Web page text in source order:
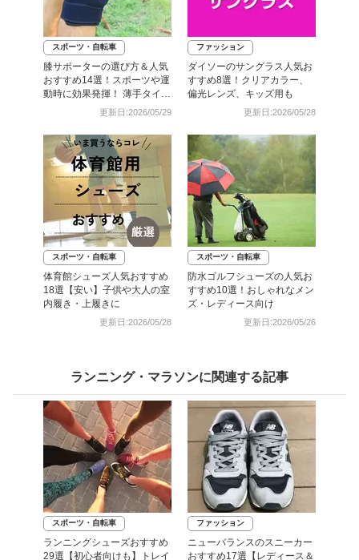
スポーツ・自転車
膝サポーターの選び方＆人気
おすすめ14選！スポーツや運
動時に効果発揮！ 薄手タイプ
更新日:2026/05/29
ファッション
ダイソーのサングラス人気お
すすめ8選！クリアカラー、
偏光レンズ、キッズ用も
更新日:2026/05/28
スポーツ・自転車
体育館シューズ人気おすすめ
18選【安い】子供や大人の室
内履き・上履きに
更新日:2026/05/28
スポーツ・自転車
防水ゴルフシューズの人気お
すすめ10選！おしゃれなメン
ズ・レディース向け
更新日:2026/05/26
ランニング・マラソンに関連する記事
スポーツ・自転車
ランニングシューズおすすめ
29選【初心者向けも】トレイ
ファッション
ニューバランスのスニーカー
おすすめ17選【レディース＆